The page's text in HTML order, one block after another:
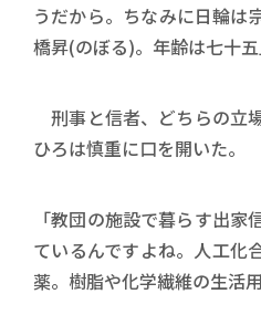
うだから。ちなみに日輪は
橋昇(のぼる)。年齢は七十五
刑事と信者、どちらの立
ひろは慎重に口を開いた。
「教団の施設で暮らす出
ているんですよね。人工化
薬。樹脂や化学繊維の生活